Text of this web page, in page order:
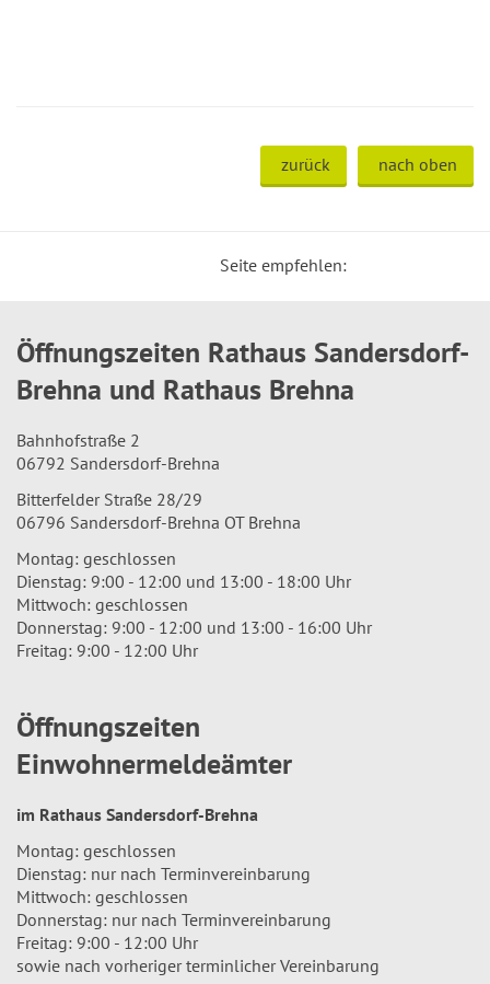
zurück nach oben
Seite empfehlen:
Öffnungszeiten Rathaus Sandersdorf-
Brehna und Rathaus Brehna
Bahnhofstraße 2
06792 Sandersdorf-Brehna
Bitterfelder Straße 28/29
06796 Sandersdorf-Brehna OT Brehna
Montag: geschlossen
Dienstag: 9:00 - 12:00 und 13:00 - 18:00 Uhr
Mittwoch: geschlossen
Donnerstag: 9:00 - 12:00 und 13:00 - 16:00 Uhr
Freitag: 9:00 - 12:00 Uhr
Öffnungszeiten
Einwohnermeldeämter
im Rathaus Sandersdorf-Brehna
Montag: geschlossen
Dienstag: nur nach Terminvereinbarung
Mittwoch: geschlossen
Donnerstag: nur nach Terminvereinbarung
Freitag: 9:00 - 12:00 Uhr
sowie nach vorheriger terminlicher Vereinbarung